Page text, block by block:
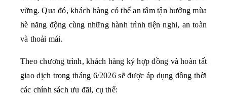
vững. Qua đó, khách hàng có thể an tâm tận hưởng mùa
hè năng động cùng những hành trình tiện nghi, an toàn
và thoải mái.
Theo chương trình, khách hàng ký hợp đồng và hoàn tất
giao dịch trong tháng 6/2026 sẽ được áp dụng đồng thời
các chính sách ưu đãi, cụ thể: